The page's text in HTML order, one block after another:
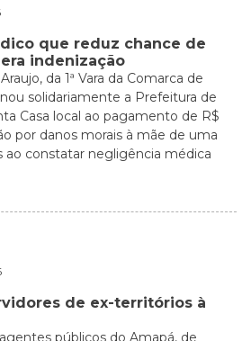
que reduz chance de
indenização
da 1ª Vara da Comarca de
solidariamente a Prefeitura de
Casa local ao pagamento de R$
por danos morais à mãe de uma
ao constatar negligência médica
de ex-territórios à
públicos do Amapá, de